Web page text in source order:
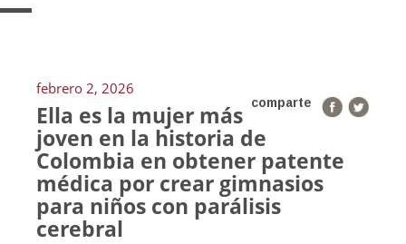
febrero 2, 2026
comparte
Ella es la mujer más
joven en la historia de
Colombia en obtener patente
médica por crear gimnasios
para niños con parálisis
cerebral